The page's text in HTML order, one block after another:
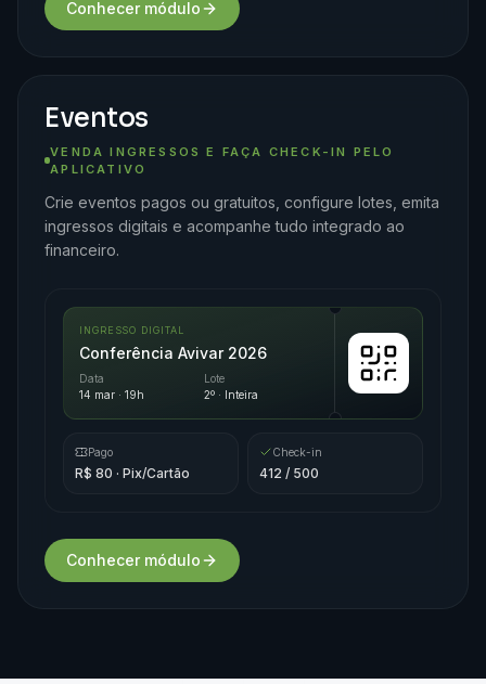
Conhecer módulo
Eventos
VENDA INGRESSOS E FAÇA CHECK-IN PELO
APLICATIVO
Crie eventos pagos ou gratuitos, configure lotes, emita
ingressos digitais e acompanhe tudo integrado ao
financeiro.
INGRESSO DIGITAL
Conferência Avivar 2026
Data
14 mar · 19h
Lote
2º · Inteira
Pago
R$ 80 · Pix/Cartão
Check-in
412 / 500
Conhecer módulo